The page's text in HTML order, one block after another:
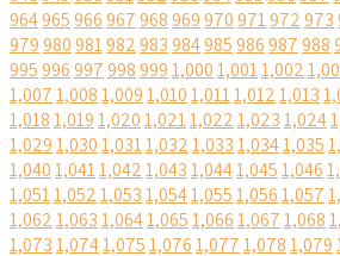
964965966967968969970971972973
979980981982983984985986987988
9959969979989991,0001,0011,002
1,0071,0081,0091,0101,0111,0121,013
1,0181,0191,0201,0211,0221,0231,024
1,0291,0301,0311,0321,0331,0341,035
1,0401,0411,0421,0431,0441,0451,046
1,0511,0521,0531,0541,0551,0561,057
1,0621,0631,0641,0651,0661,0671,068
1,0731,0741,0751,0761,0771,0781,079